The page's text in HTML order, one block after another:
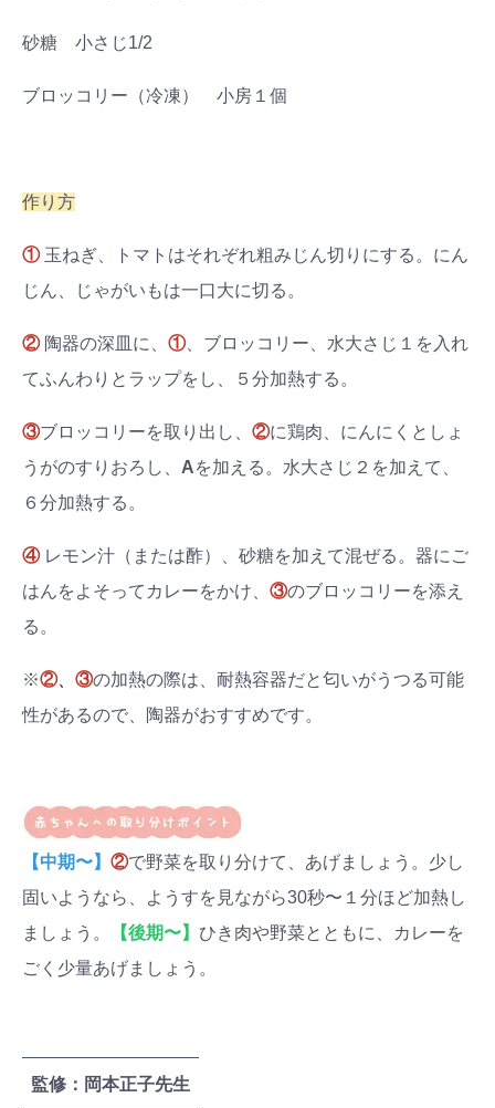
砂糖 小さじ1/2
ブロッコリー（冷凍） 小房１個
作り方
① 玉ねぎ、トマトはそれぞれ粗みじん切りにする。にん
じん、じゃがいもは一口大に切る。
②陶器の深皿に、 ①、ブロッコリー、水大さじ１を入れ
てふんわりとラップをし、５分加熱する。
③ブロッコリーを取り出し、 ②に鶏肉、にんにくとしょ
うがのすりおろし、 Aを加える。水大さじ２を加えて、
６分加熱する。
④レモン汁（または酢）、砂糖を加えて混ぜる。器にご
はんをよそってカレーをかけ、 ③のブロッコリーを添え
る。
※②、 ③の加熱の際は、耐熱容器だと匂いがうつる可能
性があるので、陶器がおすすめです。
【中期〜】 ②で野菜を取り分けて、あげましょう。少し
固いようなら、ようすを見ながら30秒〜１分ほど加熱し
ましょう。
【後期〜】 ひき肉や野菜とともに、カレーを
ごく少量あげましょう。
監修：岡本正子先生